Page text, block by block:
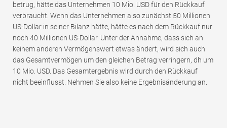
betrug, hätte das Unternehmen 10 Mio. USD für den Rückkauf
verbraucht. Wenn das Unternehmen also zunächst 50 Millionen
US-Dollar in seiner Bilanz hätte, hätte es nach dem Rückkauf nur
noch 40 Millionen US-Dollar. Unter der Annahme, dass sich an
keinem anderen Vermögenswert etwas ändert, wird sich auch
das Gesamtvermögen um den gleichen Betrag verringern, dh um
10 Mio. USD. Das Gesamtergebnis wird durch den Rückkauf
nicht beeinflusst. Nehmen Sie also keine Ergebnisänderung an.